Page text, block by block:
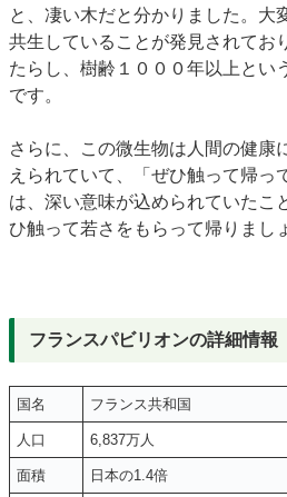
と、凄い木だと分かりました。大
共生していることが発見されてお
たらし、樹齢１０００年以上とい
です。
さらに、この微生物は人間の健康
えられていて、「ぜひ触って帰っ
は、深い意味が込められていたこ
ひ触って若さをもらって帰りまし
フランスパビリオンの詳細情報
国名 フランス共和国
人口 6,837万人
面積 日本の1.4倍